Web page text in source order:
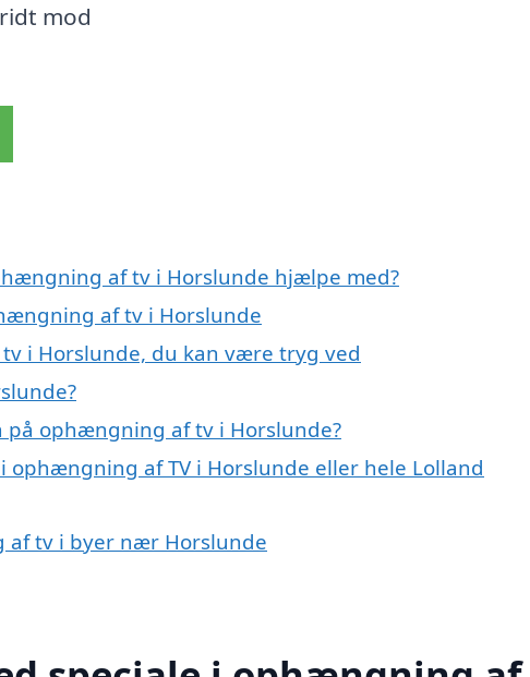
mod
af tv i Horslunde hjælpe med?
af tv i Horslunde
i Horslunde, du kan være tryg ved
ophængning af tv i Horslunde?
ophængning af TV i Horslunde eller hele Lolland
af tv i byer nær Horslunde